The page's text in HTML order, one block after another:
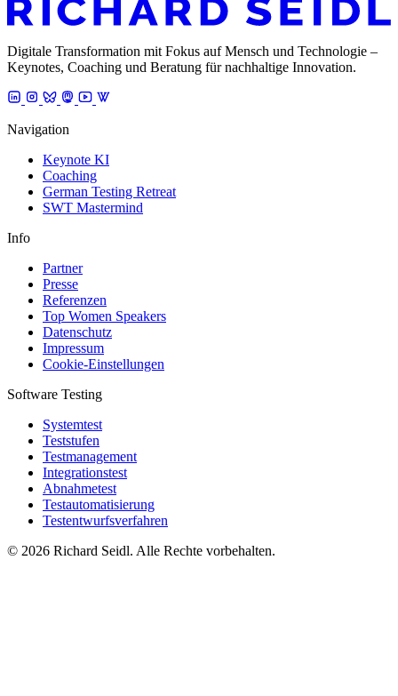
Digitale Transformation mit Fokus auf Mensch und Technologie –
Keynotes, Coaching und Beratung für nachhaltige Innovation.
Navigation
Keynote KI
Coaching
German Testing Retreat
SWT Mastermind
Info
Partner
Presse
Referenzen
Top Women Speakers
Datenschutz
Impressum
Cookie-Einstellungen
Software Testing
Systemtest
Teststufen
Testmanagement
Integrationstest
Abnahmetest
Testautomatisierung
Testentwurfsverfahren
© 2026 Richard Seidl. Alle Rechte vorbehalten.